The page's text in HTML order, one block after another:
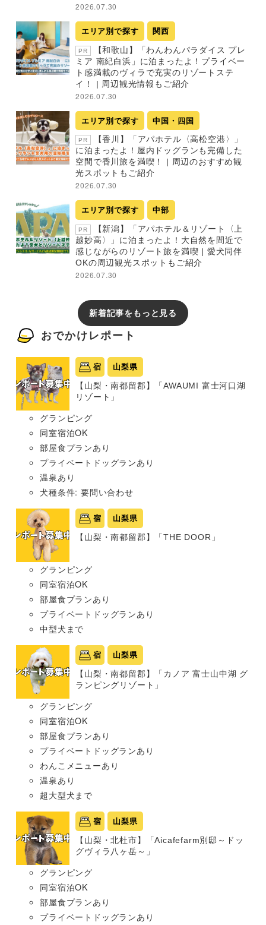
2026.07.30
エリア別で探す 関西
PR
【和歌山】「わんわんパラダイス プレ
ミア 南紀白浜」に泊まったよ！プライベー
ト感満載のヴィラで充実のリゾートステ
イ！ | 周辺観光情報もご紹介
2026.07.30
エリア別で探す 中国・四国
PR
【香川】「アパホテル〈高松空港〉」
に泊まったよ！屋内ドッグランも完備した
空間で香川旅を満喫！ | 周辺のおすすめ観
光スポットもご紹介
2026.07.30
エリア別で探す 中部
PR
【新潟】「アパホテル＆リゾート〈上
越妙高〉」に泊まったよ！大自然を間近で
感じながらのリゾート旅を満喫 | 愛犬同伴
OKの周辺観光スポットもご紹介
2026.07.30
新着記事をもっと見る
おでかけレポート
宿 山梨県
【山梨・南都留郡】「AWAUMI 富士河口湖
リゾート」
グランピング
同室宿泊OK
部屋食プランあり
プライベートドッグランあり
温泉あり
犬種条件: 要問い合わせ
宿 山梨県
【山梨・南都留郡】「THE DOOR」
グランピング
同室宿泊OK
部屋食プランあり
プライベートドッグランあり
中型犬まで
宿 山梨県
【山梨・南都留郡】「カノア 富士山中湖 グ
ランピングリゾート」
グランピング
同室宿泊OK
部屋食プランあり
プライベートドッグランあり
わんこメニューあり
温泉あり
超大型犬まで
宿 山梨県
【山梨・北杜市】「Aicafefarm別邸～ドッ
グヴィラ八ヶ岳～」
グランピング
同室宿泊OK
部屋食プランあり
プライベートドッグランあり